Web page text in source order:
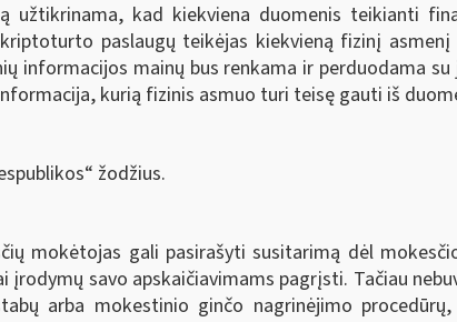
kad kiekviena duomenis teikianti
paslaugų teikėjas kiekvieną fizinį
informacijos mainų bus renkama ir perduodama
kurią fizinis asmuo turi teisę gauti iš
žodžius.
mokėtojas gali pasirašyti susitarimą dėl
savo apskaičiavimams pagrįsti. Tačiau
arba mokestinio ginčo nagrinėjimo